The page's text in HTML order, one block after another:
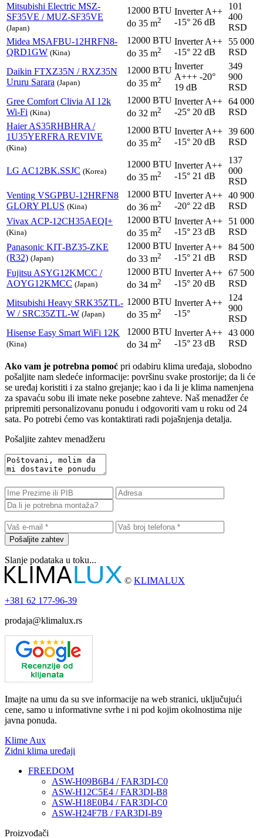
Mitsubishi Electric MSZ-
SF35VE / MUZ-SF35VE
(Japan)
12000 BTU
do 35 m2
Inverter A++
-15° 26 dB
101
400
RSD
Midea MSAFBU-12HRFN8-
QRD1GW (Kina)
12000 BTU
do 35 m2
Inverter A++
-15° 22 dB
55 000
RSD
Daikin FTXZ35N / RXZ35N
Ururu Sarara (Japan)
12000 BTU
do 35 m2
Inverter
A+++ -20°
19 dB
349
900
RSD
Gree Comfort Clivia AI 12k
Wi-Fi (Kina)
12000 BTU
do 32 m2
Inverter A++
-25° 20 dB
64 000
RSD
HaierAS35RHBHRA /
1U35YERFRA REVIVE
(Kina)
12000 BTU
do 35 m2
Inverter A++
-15° 20 dB
39 600
RSD
LG AC12BK.SSJC (Korea)
12000 BTU
do 35 m2
Inverter A++
-15° 21 dB
137
000
RSD
Venting VSGPBU-12HRFN8
GLORY PLUS (Kina)
12000 BTU
do 36 m2
Inverter A++
-20° 22 dB
40 900
RSD
Vivax ACP-12CH35AEQI+
(Kina)
12000 BTU
do 35 m2
Inverter A++
-15° 23 dB
51 000
RSD
Panasonic KIT‑BZ35‑ZKE
(R32) (Japan)
12000 BTU
do 33 m2
Inverter A++
-15° 21 dB
84 500
RSD
Fujitsu ASYG12KMCC /
AOYG12KMCC (Japan)
12000 BTU
do 34 m2
Inverter A++
-15° 20 dB
67 500
RSD
Mitsubishi Heavy SRK35ZTL-
W / SRC35ZTL-W (Japan)
12000 BTU
do 35 m2
Inverter A++
-15°
124
900
RSD
Hisense Easy Smart WiFi 12K
(Kina)
12000 BTU
do 34 m2
Inverter A++
-15° 23 dB
43 000
RSD
Ako vam je potrebna pomoć pri odabiru klima uređaja, slobodno
pošaljite nam sledeće informacije: površinu svake prostorije; da li će
se uređaj koristiti i za stalno grejanje; kao i da li je klima namenjena
za spavaću sobu ili imate neke posebne zahteve. Naš menadžer će
pripremiti personalizovanu ponudu i odgovoriti vam u roku od 24
sata. Po potrebi ćemo vas kontaktirati radi pojašnjenja detalja.
Pošaljite zahtev menadžeru
Pošaljite zahtev
Slanje podataka u toku...
© KLIMALUX
+381 62 177-96-39
prodaja@klimalux.rs
Imajte na umu da su sve informacije na web stranici, uključujući
cene, samo u informativne svrhe i ni pod kojim okolnostima nije
javna ponuda.
Klime Aux
Zidni klima uređaji
FREEDOM
ASW-H09B6B4 / FAR3DI-C0
ASW-H12C5E4 / FAR3DI-B8
ASW-H18E0B4 / FAR3DI-C0
ASW-H24F7B / FAR3DI-B9
Proizvođači